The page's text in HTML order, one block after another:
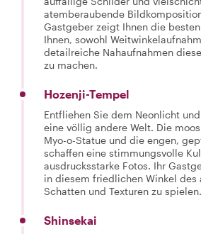
atemberaubende
Gastgeber zeigt Ihnen die
Ihnen, sowohl
detailreiche Nahaufnahmen
zu machen.
Hozenji-Tempel
Entfliehen Sie dem Neonlicht
eine völlig andere Welt. Die
Myo-o-Statue und die engen,
schaffen eine stimmungsvolle
ausdrucksstarke Fotos. Ihr
in diesem friedlichen Winkel des
Schatten und Texturen zu spielen.
Shinsekai